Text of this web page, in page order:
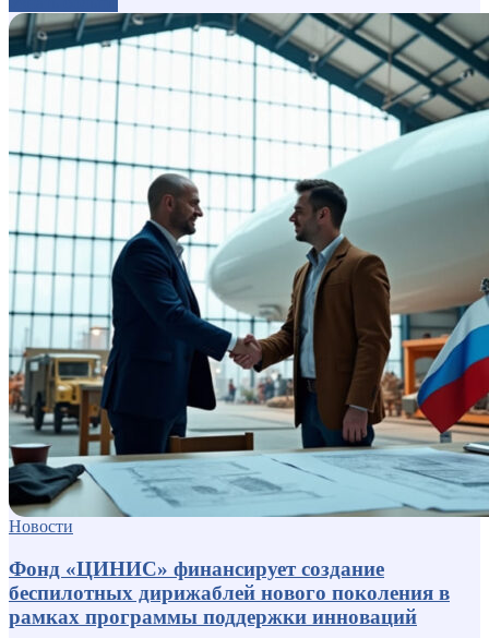
Новости
Фонд «ЦИНИС» финансирует создание
беспилотных дирижаблей нового поколения в
рамках программы поддержки инноваций